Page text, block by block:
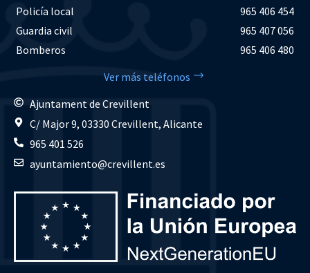
Policía local
965 406 454
Guardia civil
965 407 056
Bomberos
965 406 480
Ver más teléfonos
Ajuntament de Crevillent
C/ Major 9, 03330 Crevillent, Alicante
965 401 526
ayuntamiento@crevillent.es